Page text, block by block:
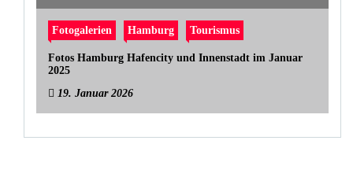
Fotogalerien Hamburg Tourismus
Fotos Hamburg Hafencity und Innenstadt im Januar
2025
19. Januar 2026